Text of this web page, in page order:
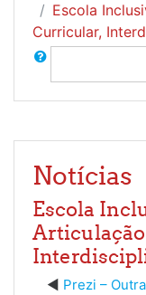
Escola
Curricular,
Pesquisar
Notícias
Escola
Prezi –